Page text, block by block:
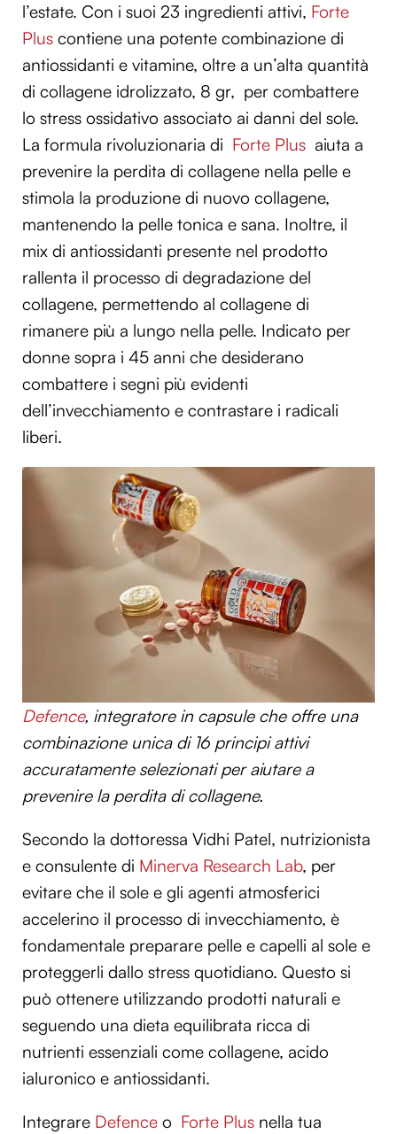
l’estate. Con i suoi 23 ingredienti attivi, Forte
Plus contiene una potente combinazione di
antiossidanti e vitamine, oltre a un’alta quantità
di collagene idrolizzato, 8 gr, per combattere
lo stress ossidativo associato ai danni del sole.
La formula rivoluzionaria di Forte Plus aiuta a
prevenire la perdita di collagene nella pelle e
stimola la produzione di nuovo collagene,
mantenendo la pelle tonica e sana. Inoltre, il
mix di antiossidanti presente nel prodotto
rallenta il processo di degradazione del
collagene, permettendo al collagene di
rimanere più a lungo nella pelle. Indicato per
donne sopra i 45 anni che desiderano
combattere i segni più evidenti
dell’invecchiamento e contrastare i radicali
liberi.
Defence, integratore in capsule che offre una
combinazione unica di 16 principi attivi
accuratamente selezionati per aiutare a
prevenire la perdita di collagene.
Secondo la dottoressa Vidhi Patel, nutrizionista
e consulente di Minerva Research Lab, per
evitare che il sole e gli agenti atmosferici
accelerino il processo di invecchiamento, è
fondamentale preparare pelle e capelli al sole e
proteggerli dallo stress quotidiano. Questo si
può ottenere utilizzando prodotti naturali e
seguendo una dieta equilibrata ricca di
nutrienti essenziali come collagene, acido
ialuronico e antiossidanti.
Integrare Defence o Forte Plus nella tua